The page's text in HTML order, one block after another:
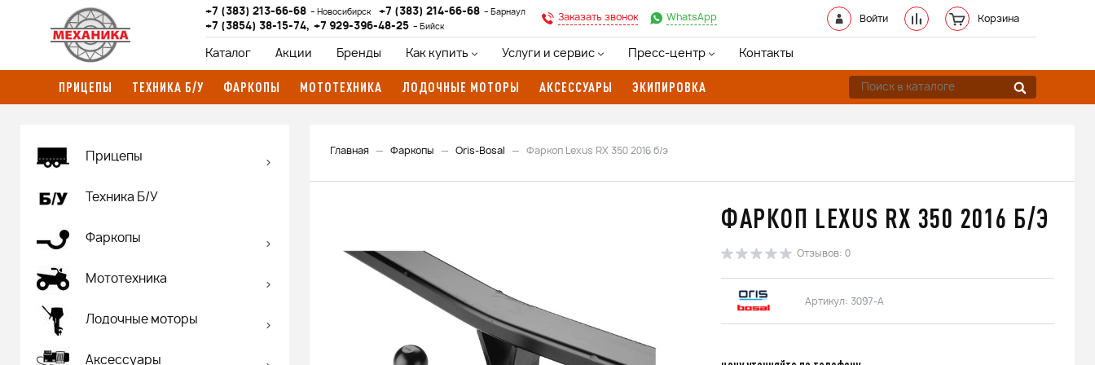
Войти Корзина
+7 (383) 213-66-68 Новосибирск +7 (383) 214-66-68 Барнаул
+7 (3854) 38-15-74, +7 929-396-48-25 Бийск
Заказать звонок WhatsApp
Каталог Акции Бренды Как купить Услуги и сервис Пресс-центр Контакты
ПРИЦЕПЫ ТЕХНИКА Б/У ФАРКОПЫ МОТОТЕХНИКА ЛОДОЧНЫЕ МОТОРЫ АКСЕССУАРЫ ЭКИПИРОВКА
Главная Фаркопы Oris-Bosal Фаркоп Lexus RX 350 2016 б/э
Прицепы
Техника Б/У
Фаркопы
Мототехника
Лодочные моторы
Аксессуары
ФАРКОП LEXUS RX 350 2016 Б/Э
Отзывов: 0
Артикул: 3097-А